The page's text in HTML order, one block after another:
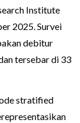
Institute
2025. Survei
debitur
tersebar di 33
stratified